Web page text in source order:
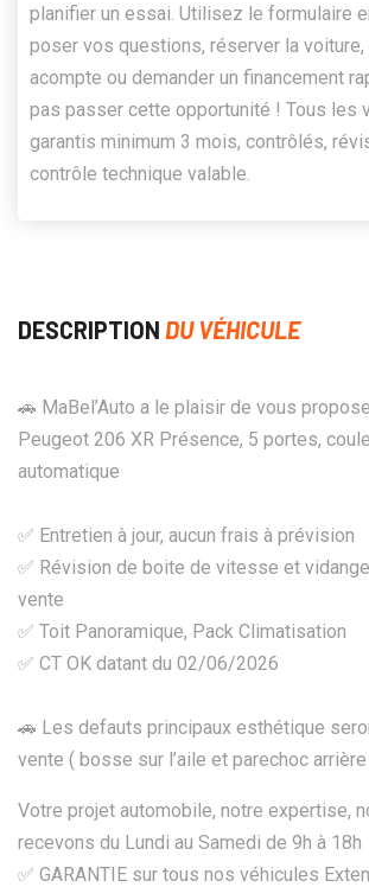
planifier un essai. Utilisez le formulaire
poser vos questions, réserver la voiture,
acompte ou demander un financement
pas passer cette opportunité ! Tous les
garantis minimum 3 mois, contrôlés,
contrôle technique valable.
DESCRIPTION DU VÉHICULE
🚗 MaBel’Auto a le plaisir de vous
Peugeot 206 XR Présence, 5 portes,
automatique
✅ Entretien à jour, aucun frais à prévision
✅ Révision de boite de vitesse et
vente
✅ Toit Panoramique, Pack Climatisation
✅ CT OK datant du 02/06/2026
🚗 Les defauts principaux esthétique
vente ( bosse sur l’aile et parechoc arrière
Votre projet automobile, notre expertise,
recevons du Lundi au Samedi de 9h à 18h
✅ GARANTIE sur tous nos véhicules